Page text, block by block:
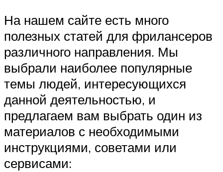
На нашем сайте есть много
полезных статей для фрилансеров
различного направления. Мы
выбрали наиболее популярные
темы людей, интересующихся
данной деятельностью, и
предлагаем вам выбрать один из
материалов с необходимыми
инструкциями, советами или
сервисами: